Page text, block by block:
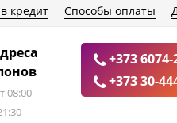
кредит Способы оплаты
08:00—
+373 6074-
+373 30-